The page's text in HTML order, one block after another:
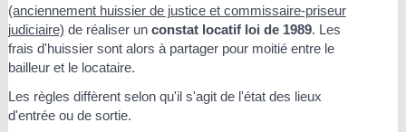
(anciennement huissier de justice et commissaire-priseur
judiciaire) de réaliser un constat locatif loi de 1989. Les
frais d'huissier sont alors à partager pour moitié entre le
bailleur et le locataire.
Les règles diffèrent selon qu'il s'agit de l'état des lieux
d'entrée ou de sortie.